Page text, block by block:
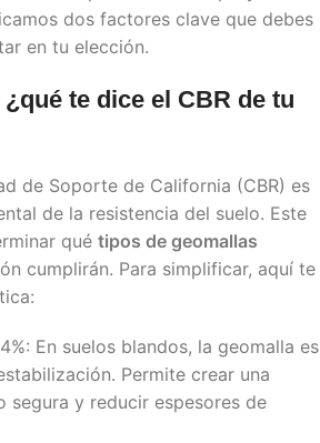
dos factores clave que debes
en tu elección.
te dice el CBR de tu
de Soporte de California (CBR) es
de la resistencia del suelo. Este
qué tipos de geomallas
cumplirán. Para simplificar, aquí te
En suelos blandos, la geomalla es
Permite crear una
segura y reducir espesores de